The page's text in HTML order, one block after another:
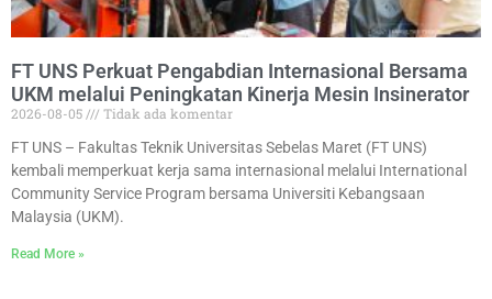
FT UNS Perkuat Pengabdian Internasional Bersama
UKM melalui Peningkatan Kinerja Mesin Insinerator
2026-08-05
Tidak ada komentar
FT UNS – Fakultas Teknik Universitas Sebelas Maret (FT UNS)
kembali memperkuat kerja sama internasional melalui International
Community Service Program bersama Universiti Kebangsaan
Malaysia (UKM).
Read More »